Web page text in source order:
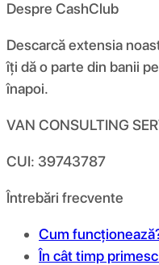
Despre CashClub
Descarcă extensia
îți dă o parte din banii
înapoi.
VAN CONSULTING
CUI: 39743787
Întrebări frecvente
Cum
În cât timp